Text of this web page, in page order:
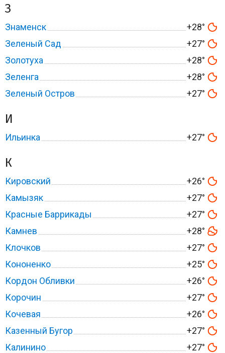
З
Знаменск
+28°
Зеленый Сад
+27°
Золотуха
+28°
Зеленга
+28°
Зеленый Остров
+27°
И
Ильинка +27°
К
Кировский
+26°
Камызяк
+27°
Красные Баррикады
+27°
Камнев
+28°
Клочков
+27°
Кононенко
+25°
Кордон Обливки
+26°
Корочин
+27°
Кочевая
+26°
Казенный Бугор
+27°
Калинино
+27°